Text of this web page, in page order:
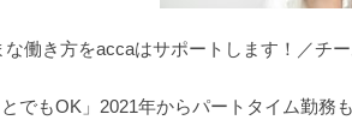
な働き方をaccaはサポートします！／チ
とでもOK」2021年からパートタイム勤